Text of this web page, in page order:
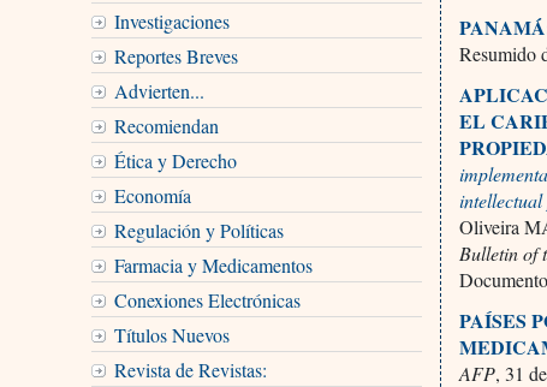
Investigaciones
Reportes Breves
Advierten...
Recomiendan
Ética y Derecho
Economía
Regulación y Políticas
Farmacia y Medicamentos
Conexiones Electrónicas
Títulos Nuevos
Revista de Revistas:
Resumido
EL
Oliveira
Bulletin of
PAÍSES
AFP, 31